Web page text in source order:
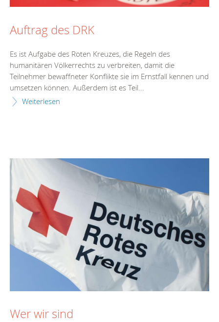
Auftrag des DRK
Es ist Aufgabe des Roten Kreuzes, die Regeln des
humanitären Völkerrechts zu verbreiten, damit die
Teilnehmer bewaffneter Konflikte sie im Ernstfall kennen und
umsetzen können. Außerdem ist es Teil...
Weiterlesen
Wer wir sind